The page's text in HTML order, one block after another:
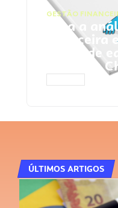
GESTÃO
Faça a
financeira
ponto de
Prompts
ÚLTIMOS ARTIGOS